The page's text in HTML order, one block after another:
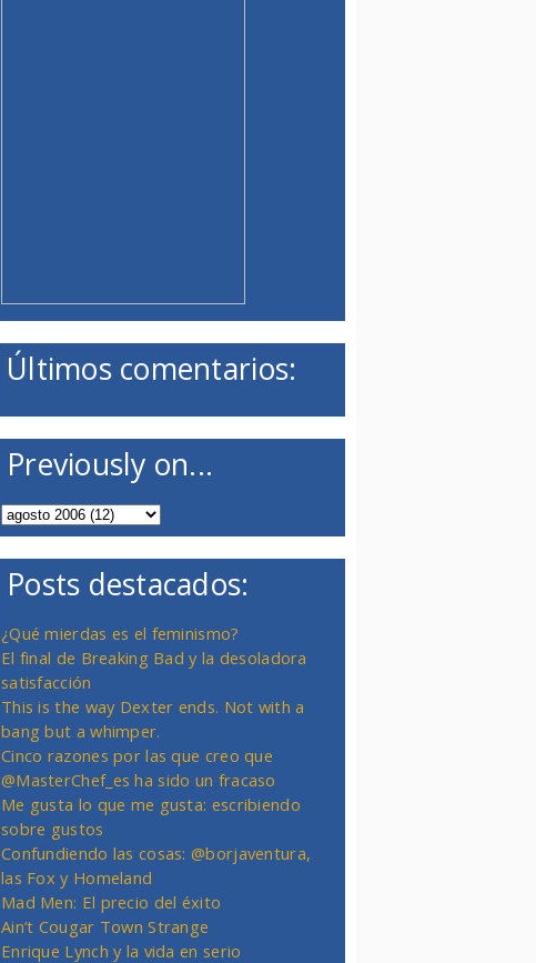
Últimos comentarios:
Previously on...
Posts destacados:
¿Qué mierdas es el feminismo?
El final de Breaking Bad y la desoladora
satisfacción
This is the way Dexter ends. Not with a
bang but a whimper.
Cinco razones por las que creo que
@MasterChef_es ha sido un fracaso
Me gusta lo que me gusta: escribiendo
sobre gustos
Confundiendo las cosas: @borjaventura,
las Fox y Homeland
Mad Men: El precio del éxito
Ain’t Cougar Town Strange
Enrique Lynch y la vida en serio